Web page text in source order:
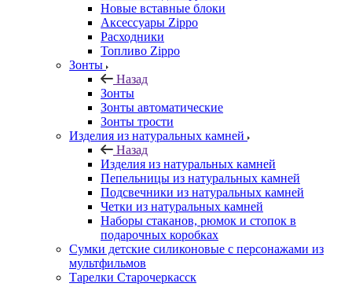
Новые вставные блоки
Аксессуары Zippo
Расходники
Топливо Zippo
Зонты
Назад
Зонты
Зонты автоматические
Зонты трости
Изделия из натуральных камней
Назад
Изделия из натуральных камней
Пепельницы из натуральных камней
Подсвечники из натуральных камней
Четки из натуральных камней
Наборы стаканов, рюмок и стопок в
подарочных коробках
Сумки детские силиконовые с персонажами из
мультфильмов
Тарелки Старочеркасск